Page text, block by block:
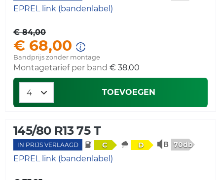
EPREL link (bandenlabel)
€ 84,00
€ 68,00
Bandprijs zonder montage
Montagetarief per band € 38,00
TOEVOEGEN
145/80 R13 75 T
IN PRIJS VERLAAGD C D 70db
EPREL link (bandenlabel)